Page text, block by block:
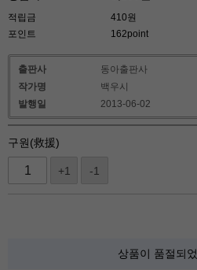
적립금
410원
포인트
162point
출판사
동아출판사
작가명
백우시
발행일
2013-06-02
구원(救援)
+1 -1
상품이 품절되